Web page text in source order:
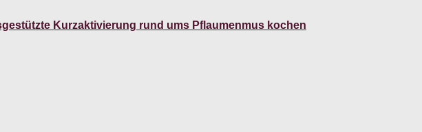
Kurzaktivierung rund ums Pflaumenmus kochen